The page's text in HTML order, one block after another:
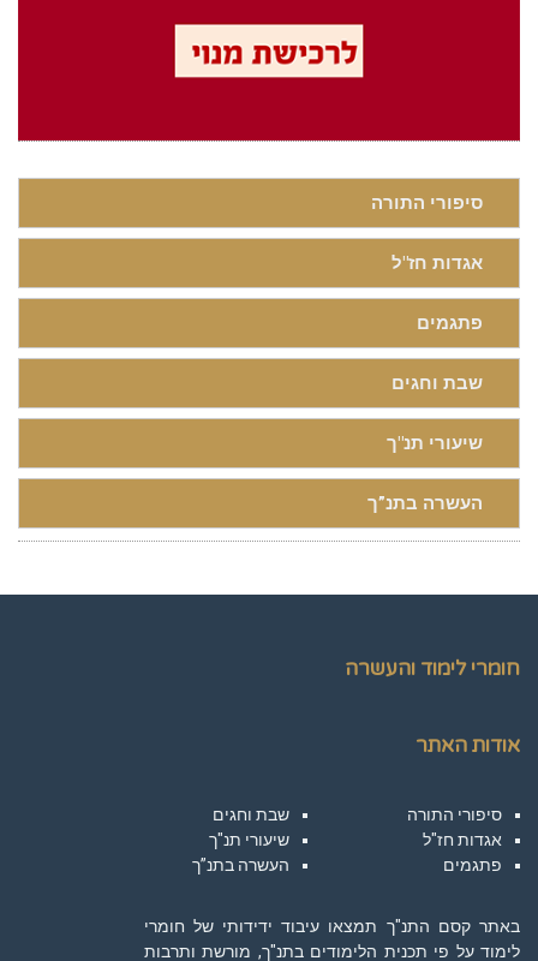
סיפורי התורה
אגדות חז"ל
פתגמים
שבת וחגים
שיעורי תנ"ך
העשרה בתנ”ך
חומרי לימוד והעשרה
אודות האתר
סיפורי התורה
אגדות חז"ל
פתגמים
שבת וחגים
שיעורי תנ"ך
העשרה בתנ”ך
באתר קסם התנ"ך תמצאו עיבוד ידידותי של חומרי
לימוד על פי תכנית הלימודים בתנ"ך, מורשת ותרבות